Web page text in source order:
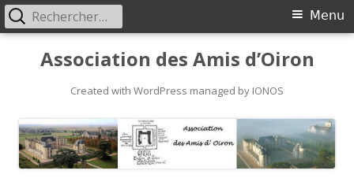
Association des Amis d’Oiron
Created with WordPress managed by IONOS
Primary
Menu
Menu
Rechercher :